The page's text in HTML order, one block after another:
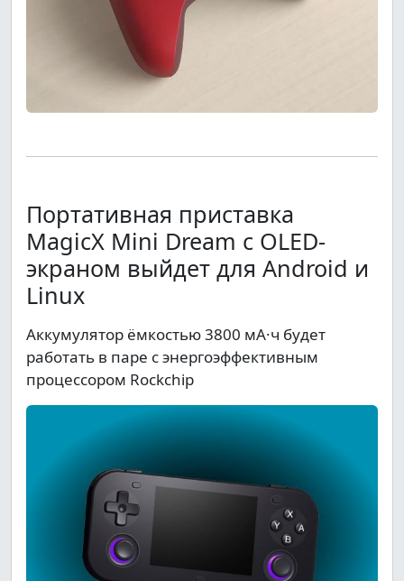
Портативная приставка
MagicX Mini Dream с OLED-
экраном выйдет для Android и
Linux
Аккумулятор ёмкостью 3800 мА·ч будет
работать в паре с энергоэффективным
процессором Rockchip